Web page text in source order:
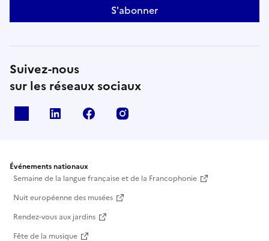
S'abonner
Suivez-nous
sur les réseaux sociaux
Linkedin Facebook
Événements nationaux
Semaine de la langue française et de la Francophonie
Nuit européenne des musées
Rendez-vous aux jardins
Fête de la musique